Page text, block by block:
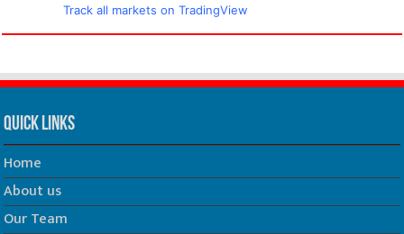
Track all markets on TradingView
Quick Links
Home
About us
Our Team